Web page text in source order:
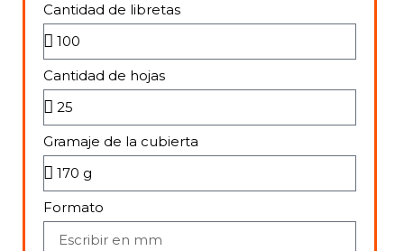
Cantidad de libretas
Cantidad de hojas
Gramaje de la cubierta
Formato